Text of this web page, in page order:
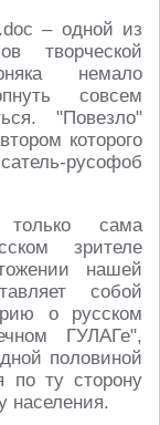
– одной из
творческой
немало
совсем
"Повезло"
которого
русофоб
сама
зрителе
нашей
собой
о русском
ГУЛАГе",
половиной
по ту сторону
населения.